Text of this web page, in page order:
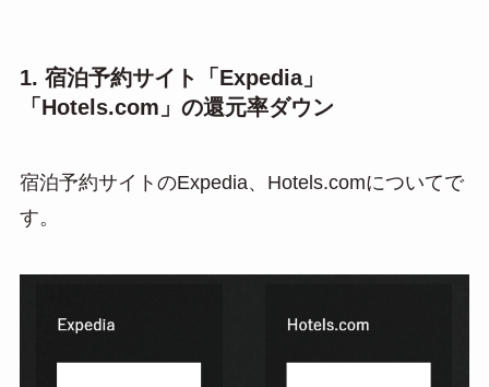
1. 宿泊予約サイト「Expedia」
「Hotels.com」の還元率ダウン
宿泊予約サイトのExpedia、Hotels.comについてで
す。